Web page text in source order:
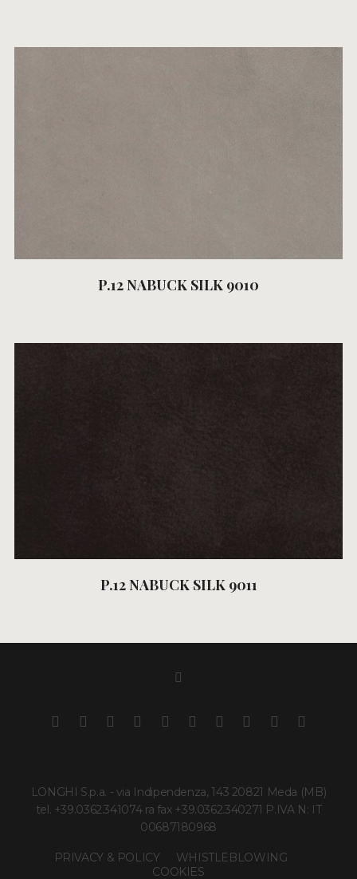
P.12 NABUCK SILK 9010
P.12 NABUCK SILK 9011
LONGHI S.p.a. - via Indipendenza, 143 20821 Meda (MB)
tel. +39.0362.341074 ra fax +39.0362.340271 P.IVA N: IT
00687180968
PRIVACY & POLICY
WHISTLEBLOWING
COOKIES